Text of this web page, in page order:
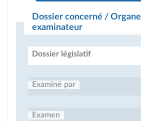
Dossier concerné / Organe
examinateur
Dossier législatif
Examiné par
Examen